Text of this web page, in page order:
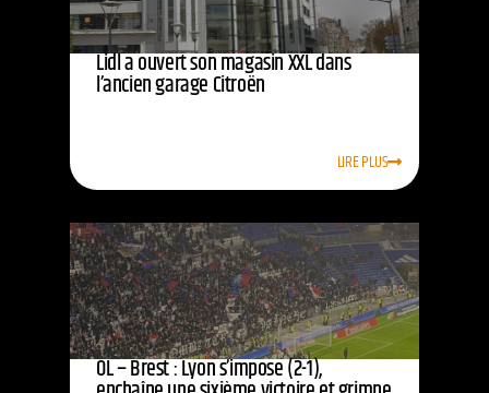
Lidl a ouvert son magasin XXL dans
l’ancien garage Citroën
LIRE PLUS
OL – Brest : Lyon s’impose (2-1),